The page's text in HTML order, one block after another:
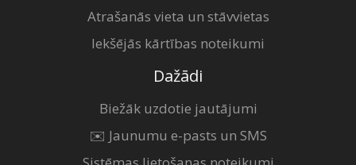
Atrašanās vieta un stāvvietas
Iekšējās kārtības noteikumi
Dažādi
Biežāk uzdotie jautājumi
✉️ Jaunumu e-pasts un SMS